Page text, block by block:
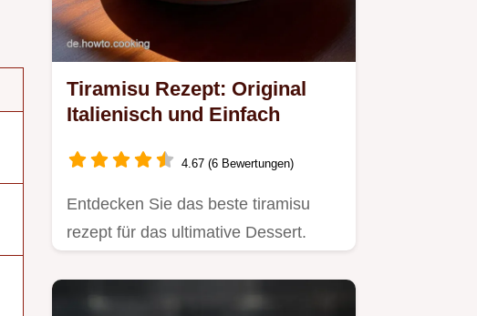
Tiramisu Rezept: Original
Italienisch und Einfach
4.67 (6 Bewertungen)
Entdecken Sie das beste tiramisu
rezept für das ultimative Dessert.